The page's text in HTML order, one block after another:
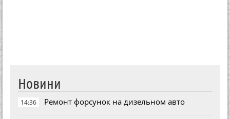
Новини
14:36 Ремонт форсунок на дизельном авто